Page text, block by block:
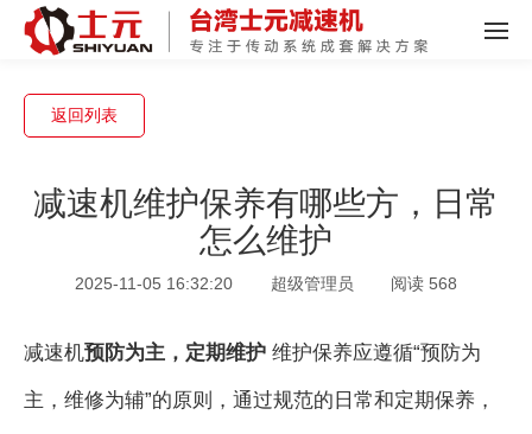
返回列表
减速机维护保养有哪些方，日常
怎么维护
2025-11-05 16:32:20 超级管理员 阅读 568
减速机预防为主，定期维护维护保养应遵循“预防为
主，维修为辅”的原则，通过规范的日常和定期保养，